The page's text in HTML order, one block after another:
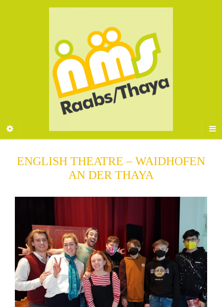
ENGLISH THEATRE – WAIDHOFEN
AN DER THAYA